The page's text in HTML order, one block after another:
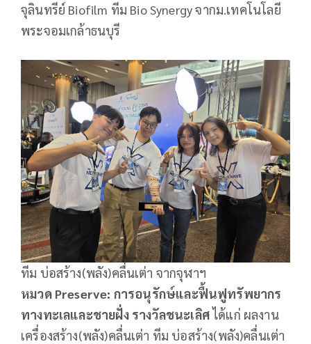
จุลินทรีย์ Biofilm ทีม Bio Synergy จากม.เทคโนโลยี
พระจอมเกล้าธนบุรี
ทีม บ่อสร้าง(พลัง)คลื่นเต่า จากจุฬาฯ
หมวด Preserve: การอนุรักษ์และฟื้นฟูทรัพยากร
ทางทะเลและชายฝั่ง รางวัลชนะเลิศได้แก่ ผลงาน
เครื่องสร้าง(พลัง)คลื่นเต่า ทีม บ่อสร้าง(พลัง)คลื่นเต่า